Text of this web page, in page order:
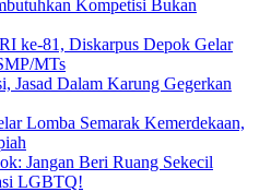
Kompetisi Bukan
ke-81, Diskarpus Depok Gelar
MTs
Jasad Dalam Karung Gegerkan
Lomba Semarak Kemerdekaan,
Jangan Beri Ruang Sekecil
LGBTQ!